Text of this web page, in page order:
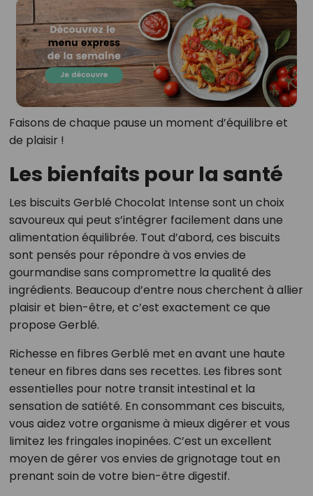
Faisons de chaque pause un moment d’équilibre et
de plaisir !
Les bienfaits pour la santé
Les biscuits Gerblé Chocolat Intense sont un choix
savoureux qui peut s’intégrer facilement dans une
alimentation équilibrée. Tout d’abord, ces biscuits
sont pensés pour répondre à vos envies de
gourmandise sans compromettre la qualité des
ingrédients. Beaucoup d’entre nous cherchent à allier
plaisir et bien-être, et c’est exactement ce que
propose Gerblé.
Richesse en fibres Gerblé met en avant une haute
teneur en fibres dans ses recettes. Les fibres sont
essentielles pour notre transit intestinal et la
sensation de satiété. En consommant ces biscuits,
vous aidez votre organisme à mieux digérer et vous
limitez les fringales inopinées. C’est un excellent
moyen de gérer vos envies de grignotage tout en
prenant soin de votre bien-être digestif.